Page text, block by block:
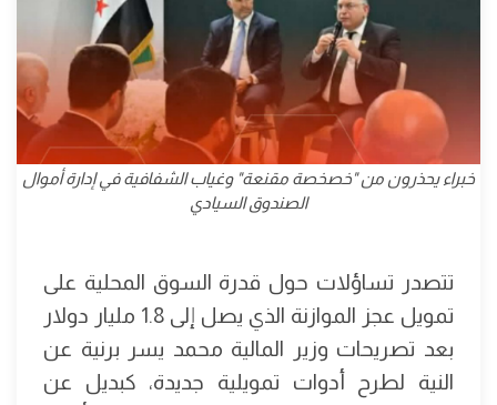
خبراء يحذرون من "خصخصة مقنعة" وغياب الشفافية في إدارة أموال
الصندوق السيادي
تتصدر تساؤلات حول قدرة السوق المحلية على
تمويل عجز الموازنة الذي يصل إلى 1.8 مليار دولار
بعد تصريحات وزير المالية محمد يسر برنية عن
النية لطرح أدوات تمويلية جديدة، كبديل عن